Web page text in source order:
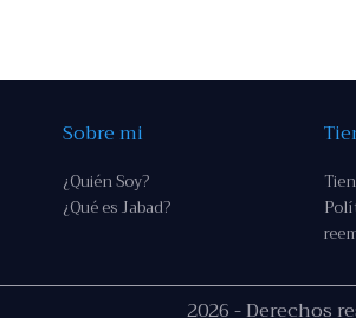
Sobre mi
¿Quién Soy?
¿Qué es Jabad?
2026 - Derechos